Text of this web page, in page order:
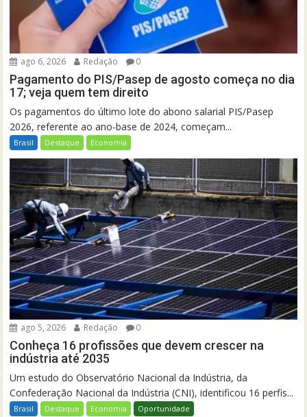
ago 6, 2026 Redação 0
Pagamento do PIS/Pasep de agosto começa no dia
17; veja quem tem direito
Os pagamentos do último lote do abono salarial PIS/Pasep
2026, referente ao ano-base de 2024, começam...
Brasil Destaque Economia
ago 5, 2026 Redação 0
Conheça 16 profissões que devem crescer na
indústria até 2035
Um estudo do Observatório Nacional da Indústria, da
Confederação Nacional da Indústria (CNI), identificou 16 perfis...
Brasil Destaque Economia Oportunidade